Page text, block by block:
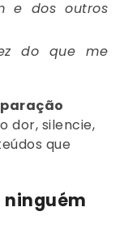
e dos outros
do que me
dor, silencie,
que
ninguém